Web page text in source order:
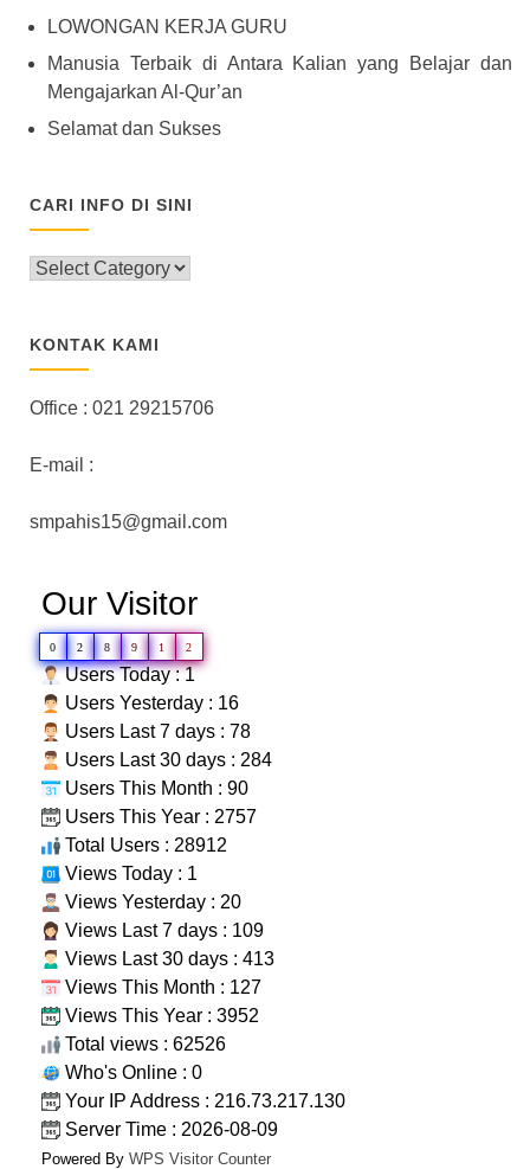
LOWONGAN KERJA GURU
Manusia Terbaik di Antara Kalian yang Belajar dan
Mengajarkan Al-Qur’an
Selamat dan Sukses
CARI INFO DI SINI
CARI
SINI
KONTAK KAMI
Office : 021 29215706
E-mail :
smpahis15@gmail.com
Our Visitor
0 2 8 9 1 2
Users Today : 1
Users Yesterday : 16
Users Last 7 days : 78
Users Last 30 days : 284
Users This Month : 90
Users This Year : 2757
Total Users : 28912
Views Today : 1
Views Yesterday : 20
Views Last 7 days : 109
Views Last 30 days : 413
Views This Month : 127
Views This Year : 3952
Total views : 62526
Who's Online : 0
Your IP Address : 216.73.217.130
Server Time : 2026-08-09
Powered By WPS Visitor Counter